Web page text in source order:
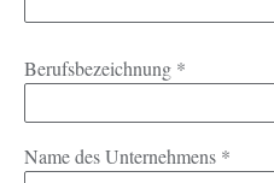
Berufsbezeichnung *
Name des Unternehmens *